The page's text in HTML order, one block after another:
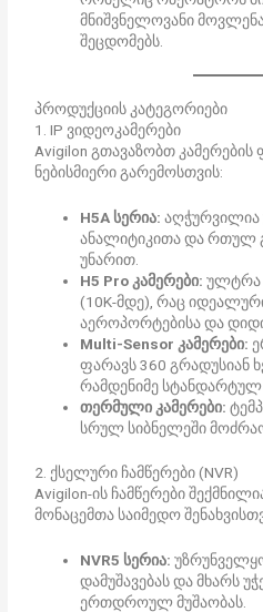
მნიშვნელოვანი
შეცდომებს.
პროდუქციის კატეგორიები
1. IP ვიდეოკამერები
Avigilon გთავაზობთ
ნებისმიერი გარემოსთვის:
H5A სერია: აღჭურვილია
ანალიტიკითა და რთულ
უნარით.
H5 Pro კამერები: ულტრა
(10K-მდე), რაც
აეროპორტებისა და
Multi-Sensor კამერები:
ფარავს 360 გრადუსიან
რამდენიმე სტანდარტულ
თერმული კამერები:
სრულ სიბნელეში
2. ქსელური ჩამწერები (NVR)
Avigilon-ის ჩამწერები
მონაცემთა საიმედო
NVR5 სერია:
დამუშავებას და მხარს
ერთდროულ მუშაობას.